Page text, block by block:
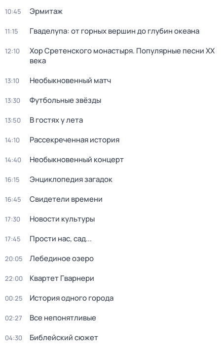
10:45 Эрмитаж
11:15 Гваделупа: от горных вершин до глубин океана
12:10
Хор Сретенского монастыря. Популярные песни XX
века
13:10 Необыкновенный матч
13:30 Футбольные звёзды
13:50 В гостях у лета
14:10 Рассекреченная история
14:40 Необыкновенный концерт
16:15 Энциклопедия загадок
16:45 Свидетели времени
17:30 Новости культуры
17:45 Прости нас, сад...
20:05 Лебединое озеро
22:00 Квартет Гварнери
00:25 История одного города
02:27 Все непонятливые
04:30 Библейский сюжет